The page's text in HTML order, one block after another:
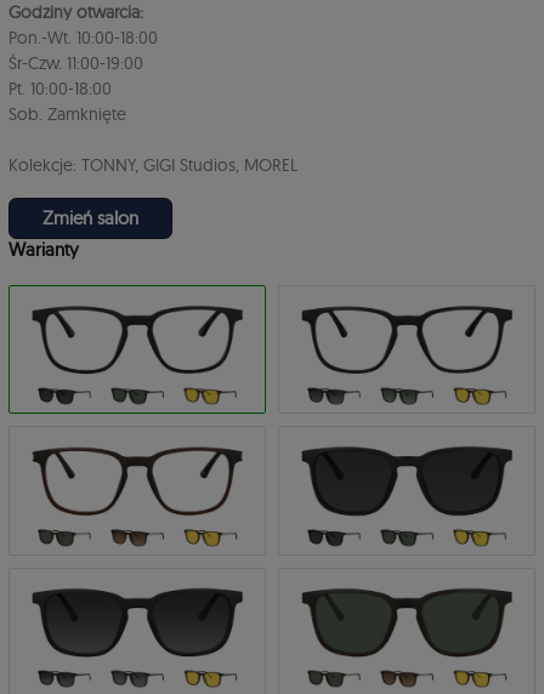
Godziny otwarcia:
Zmień salon
Pon.-Wt. 10:00-18:00
Śr-Czw. 11:00-19:00
Pt. 10:00-18:00
Sob. Zamknięte
Kolekcje: TONNY, GIGI Studios, MOREL
Warianty